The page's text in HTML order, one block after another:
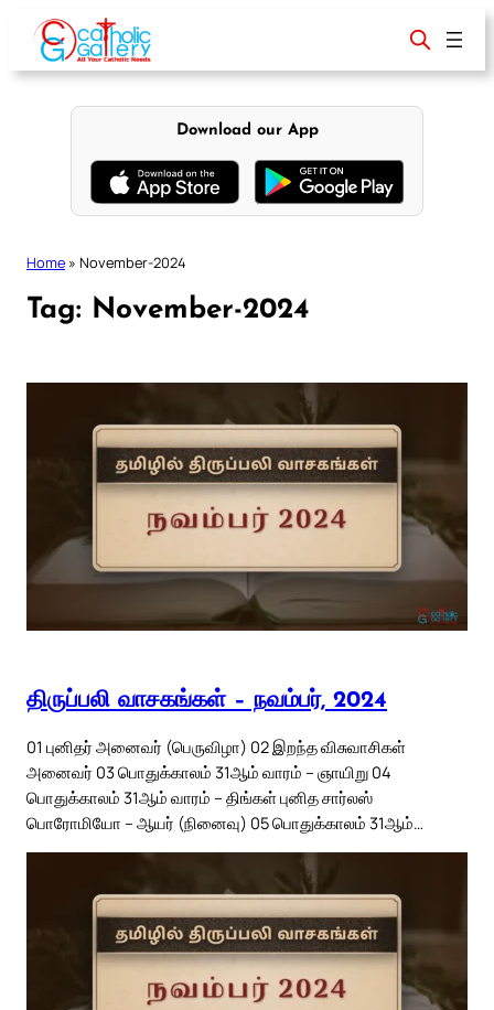
content
Download our App
Home » November-2024
Tag: November-2024
திருப்பலி வாசகங்கள் – நவம்பர், 2024
01 புனிதர் அனைவர் (பெருவிழா) 02 இறந்த விசுவாசிகள்
அனைவர் 03 பொதுக்காலம் 31ஆம் வாரம் – ஞாயிறு 04
பொதுக்காலம் 31ஆம் வாரம் – திங்கள் புனித சார்லஸ்
பொரோமியோ – ஆயர் (நினைவு) 05 பொதுக்காலம் 31ஆம்…